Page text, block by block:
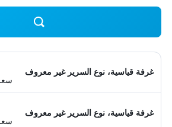
غرفة قياسية، نوع السرير غير معروف
غرفة قياسية، نوع السرير غير معروف